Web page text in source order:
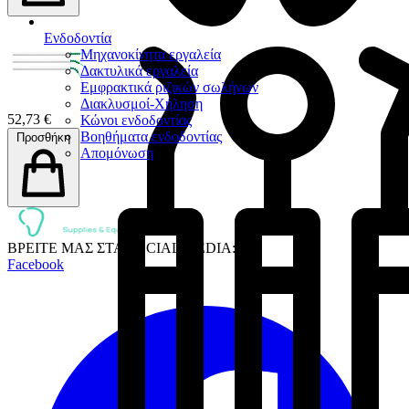
Ενδοδοντία
Μηχανοκίνητα εργαλεία
Δακτυλικά εργαλεία
Εμφρακτικά ριζικών σωλήνων
Διακλυσμοί-Χήληση
Κώνοι ενδοδοντίας
Βοηθήματα ενδοδοντίας
Απομόνωση
52,73 €
Προσθήκη
ΒΡΕΙΤΕ ΜΑΣ ΣΤΑ SOCIAL MEDIA:
Facebook